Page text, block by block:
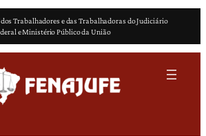
Trabalhadores e das Trabalhadoras do Judiciário
e Ministério Público da União